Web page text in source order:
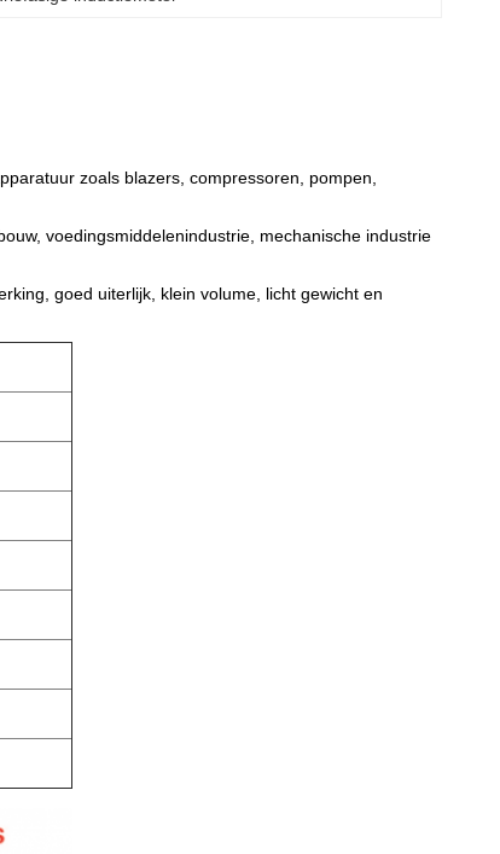
zoals blazers, compressoren, pompen,
voedingsmiddelenindustrie, mechanische industrie
goed uiterlijk, klein volume, licht gewicht en